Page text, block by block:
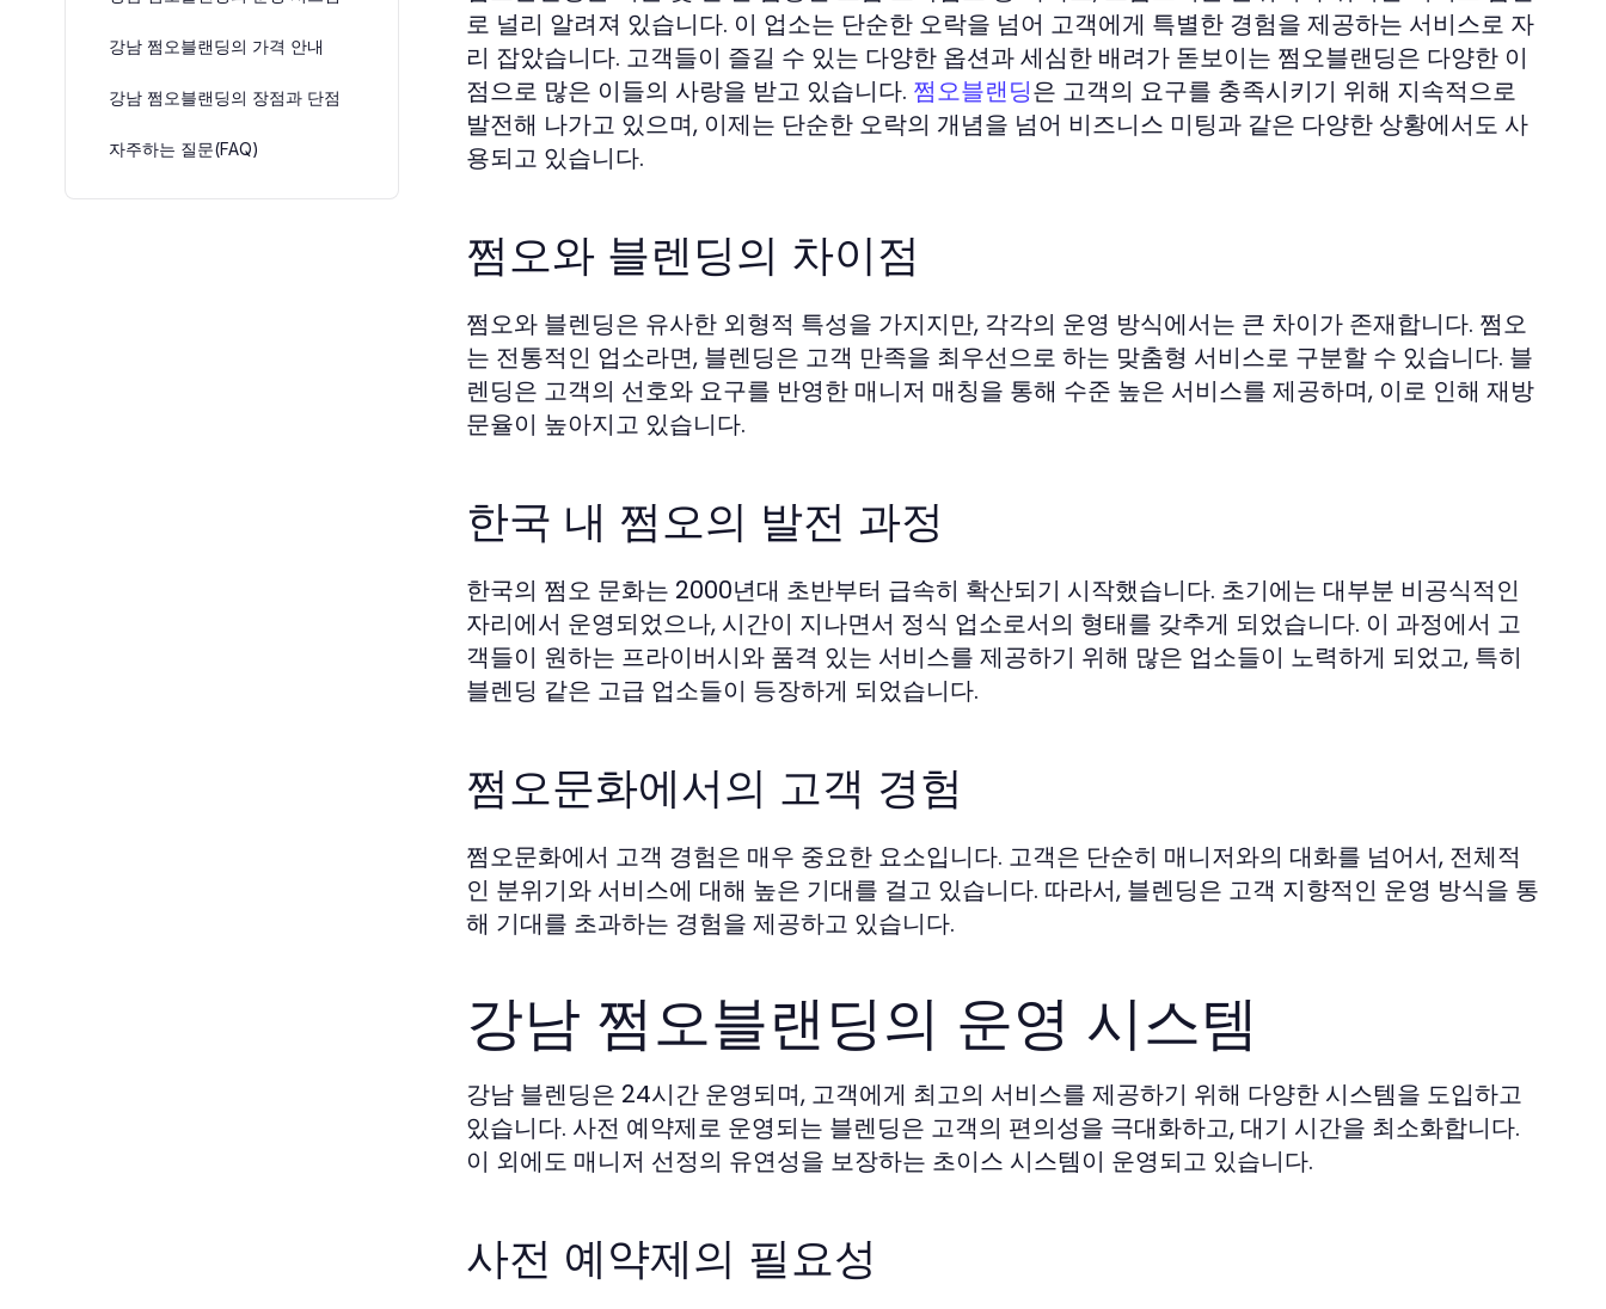
강남 쩜오블랜딩의 가격 안내
강남 쩜오블랜딩의 장점과 단점
자주하는 질문(FAQ)
로 널리 알려져 있습니다. 이 업소는 단순한 오락을 넘어 고객에게 특별한 경험을 제공하는 서비스로 자
리 잡았습니다. 고객들이 즐길 수 있는 다양한 옵션과 세심한 배려가 돋보이는 쩜오블랜딩은 다양한 이
점으로 많은 이들의 사랑을 받고 있습니다. 쩜오블랜딩은 고객의 요구를 충족시키기 위해 지속적으로
발전해 나가고 있으며, 이제는 단순한 오락의 개념을 넘어 비즈니스 미팅과 같은 다양한 상황에서도 사
용되고 있습니다.
쩜오와 블렌딩의 차이점
쩜오와 블렌딩은 유사한 외형적 특성을 가지지만, 각각의 운영 방식에서는 큰 차이가 존재합니다. 쩜오
는 전통적인 업소라면, 블렌딩은 고객 만족을 최우선으로 하는 맞춤형 서비스로 구분할 수 있습니다. 블
렌딩은 고객의 선호와 요구를 반영한 매니저 매칭을 통해 수준 높은 서비스를 제공하며, 이로 인해 재방
문율이 높아지고 있습니다.
한국 내 쩜오의 발전 과정
한국의 쩜오 문화는 2000년대 초반부터 급속히 확산되기 시작했습니다. 초기에는 대부분 비공식적인
자리에서 운영되었으나, 시간이 지나면서 정식 업소로서의 형태를 갖추게 되었습니다. 이 과정에서 고
객들이 원하는 프라이버시와 품격 있는 서비스를 제공하기 위해 많은 업소들이 노력하게 되었고, 특히
블렌딩 같은 고급 업소들이 등장하게 되었습니다.
쩜오문화에서의 고객 경험
쩜오문화에서 고객 경험은 매우 중요한 요소입니다. 고객은 단순히 매니저와의 대화를 넘어서, 전체적
인 분위기와 서비스에 대해 높은 기대를 걸고 있습니다. 따라서, 블렌딩은 고객 지향적인 운영 방식을 통
해 기대를 초과하는 경험을 제공하고 있습니다.
강남 쩜오블랜딩의 운영 시스템
강남 블렌딩은 24시간 운영되며, 고객에게 최고의 서비스를 제공하기 위해 다양한 시스템을 도입하고
있습니다. 사전 예약제로 운영되는 블렌딩은 고객의 편의성을 극대화하고, 대기 시간을 최소화합니다.
이 외에도 매니저 선정의 유연성을 보장하는 초이스 시스템이 운영되고 있습니다.
사전 예약제의 필요성